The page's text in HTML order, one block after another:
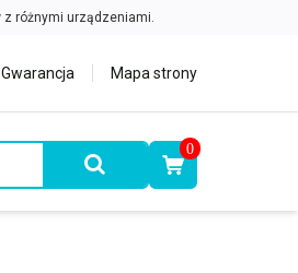
Gwarancja Mapa strony
0